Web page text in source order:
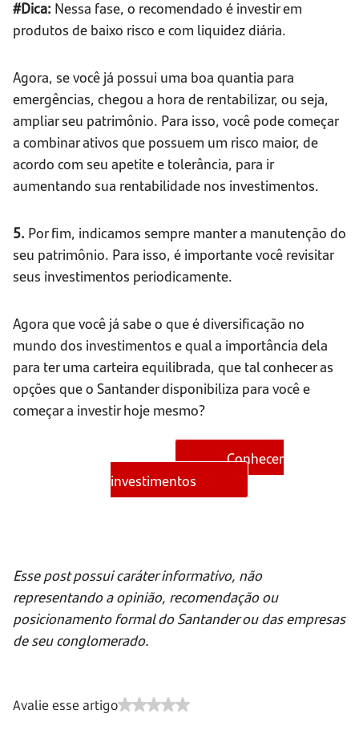
#Dica: Nessa fase, o recomendado é investir em
produtos de baixo risco e com liquidez diária.
Agora, se você já possui uma boa quantia para
emergências, chegou a hora de rentabilizar, ou seja,
ampliar seu patrimônio. Para isso, você pode começar
a combinar ativos que possuem um risco maior, de
acordo com seu apetite e tolerância, para ir
aumentando sua rentabilidade nos investimentos.
5. Por fim, indicamos sempre manter a manutenção do
seu patrimônio. Para isso, é importante você revisitar
seus investimentos periodicamente.
Agora que você já sabe o que é diversificação no
mundo dos investimentos e qual a importância dela
para ter uma carteira equilibrada, que tal conhecer as
opções que o Santander disponibiliza para você e
começar a investir hoje mesmo?
Conhecer
investimentos
Esse post possui caráter informativo, não
representando a opinião, recomendação ou
posicionamento formal do Santander ou das empresas
de seu conglomerado.
Avalie esse artigo